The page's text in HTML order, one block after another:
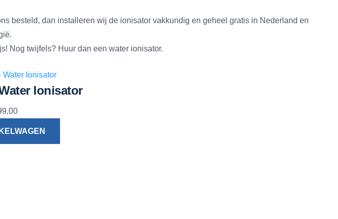
besteld, dan installeren wij de ionisator vakkundig en geheel gratis in Nederland en
Nog twijfels? Huur dan een water ionisator.
Ionisator